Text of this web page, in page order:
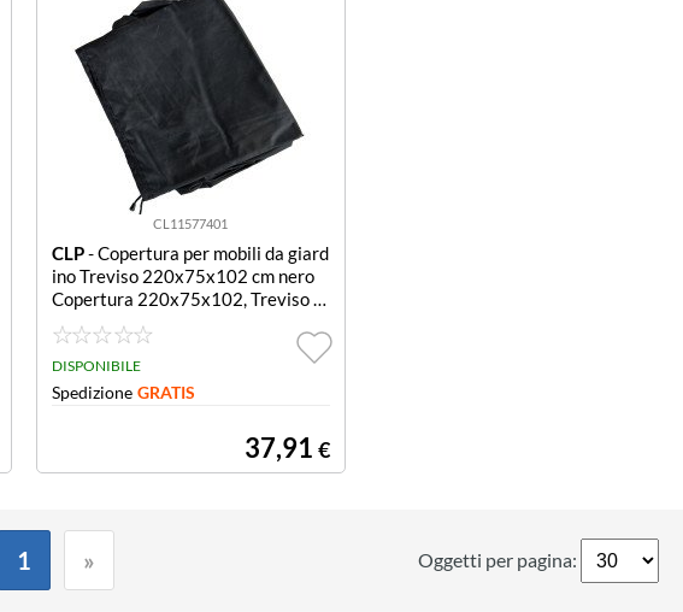
CL11577401
CLP- Copertura per mobili da giard
ino Treviso 220x75x102 cm nero
Copertura 220x75x102, Treviso n
ero
DISPONIBILE
Spedizione GRATIS
37,91 €
1 » Oggetti per pagina: